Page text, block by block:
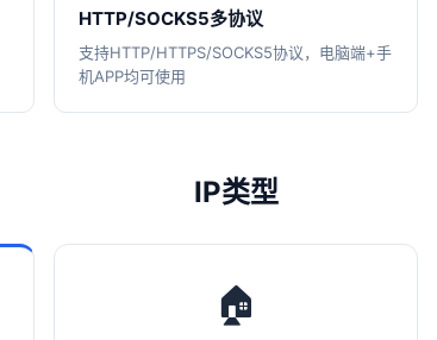
HTTP/SOCKS5多协议
支持HTTP/HTTPS/SOCKS5协议，电脑端+手
机APP均可使用
IP类型
🏠